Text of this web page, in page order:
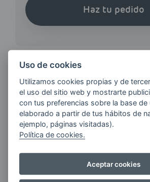
Haz tu pedido
¿QUIERES ESTAR AL
LAS
ÚLTIMAS
Uso de cookies
Utilizamos cookies propias y de
el uso del sitio web y mostrarte
con tus preferencias sobre la base de
elaborado a partir de tus hábitos de
ejemplo, páginas visitadas).
Política de cookies.
Aceptar cookies